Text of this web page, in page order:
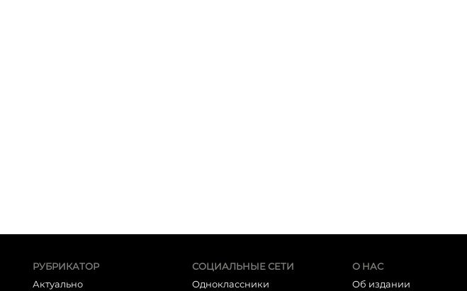
РУБРИКАТОР
Актуально
СОЦИАЛЬНЫЕ СЕТИ
Одноклассники
О НАС
Об издании